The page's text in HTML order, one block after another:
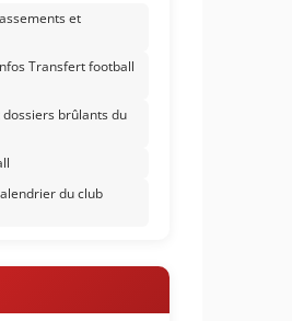
et
Transfert football
brûlants du
du club